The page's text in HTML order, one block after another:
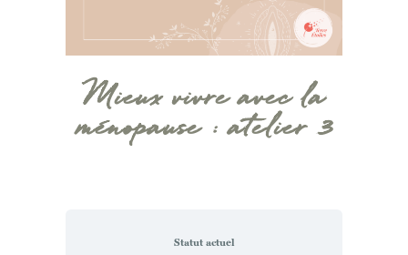
Mieux vivre avec la
ménopause : atelier 3
Statut actuel